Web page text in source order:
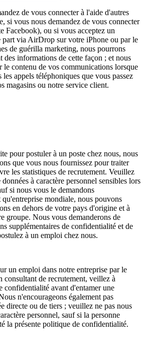
de vous connecter à l'aide d'autres
si vous nous demandez de vous connecter
Facebook), ou si vous acceptez un
part via AirDrop sur votre iPhone ou par le
de guérilla marketing, nous pourrons
des informations de cette façon ; et nous
le contenu de vos communications lorsque
les appels téléphoniques que vous passez
magasins ou notre service client.
pour postuler à un poste chez nous, nous
que vous nous fournissez pour traiter
les statistiques de recrutement. Veuillez
à caractère personnel sensibles lors
si nous vous le demandons
mondiale, nous pouvons
en dehors de votre pays d'origine et à
groupe. Nous vous demanderons de
supplémentaires de confidentialité et de
à un emploi chez nous.
un emploi dans notre entreprise par le
consultant de recrutement, veillez à
confidentialité avant d'entamer une
n'encourageons également pas
directe ou de tiers ; veuillez ne pas nous
personnel, sauf si la personne
la présente politique de confidentialité.